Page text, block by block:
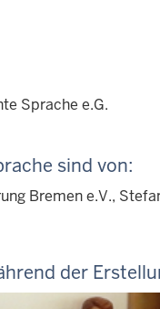
Sprache e.G.
sind von:
Bremen e.V.,
der